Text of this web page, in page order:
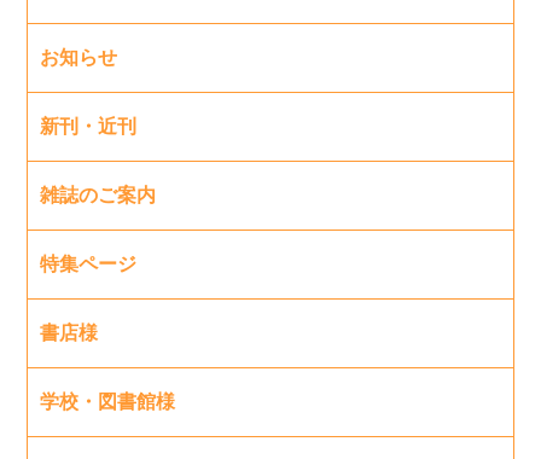
お知らせ
新刊・近刊
雑誌のご案内
特集ページ
書店様
学校・図書館様